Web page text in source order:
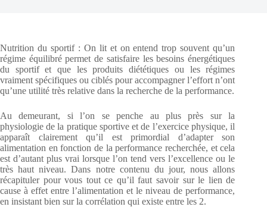
Nutrition du sportif : On lit et on entend trop souvent qu’un
régime équilibré permet de satisfaire les besoins énergétiques
du sportif et que les produits diététiques ou les régimes
vraiment spécifiques ou ciblés pour accompagner l’effort n’ont
qu’une utilité très relative dans la recherche de la performance.
Au demeurant, si l’on se penche au plus près sur la
physiologie de la pratique sportive et de l’exercice physique, il
apparaît clairement qu’il est primordial d’adapter son
alimentation en fonction de la performance recherchée, et cela
est d’autant plus vrai lorsque l’on tend vers l’excellence ou le
très haut niveau. Dans notre contenu du jour, nous allons
récapituler pour vous tout ce qu’il faut savoir sur le lien de
cause à effet entre l’alimentation et le niveau de performance,
en insistant bien sur la corrélation qui existe entre les 2.